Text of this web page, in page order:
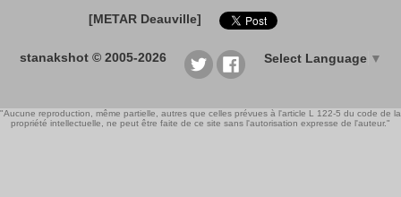
[METAR Deauville]
stanakshot © 2005-2026 Select Language ▼
"Aucune reproduction, même partielle, autres que celles prévues à l'article L 122-5 du code de la
propriété intellectuelle, ne peut être faite de ce site sans l'autorisation expresse de l'auteur."